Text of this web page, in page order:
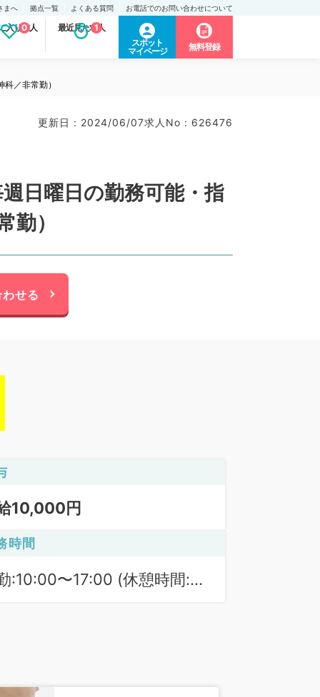
まへ 拠点一覧 よくある質問 お電話でのお問い合わせについて
入り求人
0 最近見た求人
1
スポット
マイページ
無料登録
／非常勤）
更新日 : 2024/06/07求人No : 626476
日曜日の勤務可能・指
）
せる
10,000円
時間
:10:00〜17:00 (休憩時間: